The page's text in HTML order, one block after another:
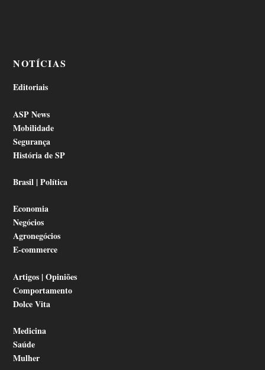
NOTÍCIAS
Editoriais
ASP News
Mobilidade
Segurança
História de SP
Brasil | Política
Economia
Negócios
Agronegócios
E-commerce
Artigos | Opiniões
Comportamento
Dolce Vita
Medicina
Saúde
Mulher